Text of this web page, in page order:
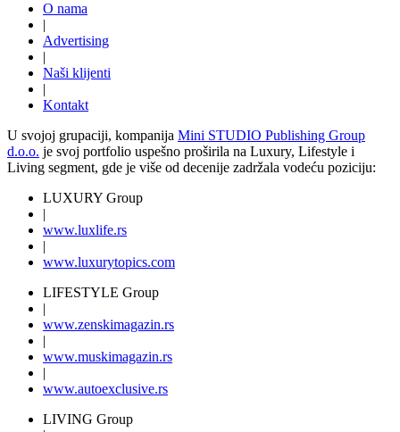
O nama
|
Advertising
|
Naši klijenti
|
Kontakt
U svojoj grupaciji, kompanija Mini STUDIO Publishing Group
d.o.o. je svoj portfolio uspešno proširila na Luxury, Lifestyle i
Living segment, gde je više od decenije zadržala vodeću poziciju:
LUXURY Group
|
www.luxlife.rs
|
www.luxurytopics.com
LIFESTYLE Group
|
www.zenskimagazin.rs
|
www.muskimagazin.rs
|
www.autoexclusive.rs
LIVING Group